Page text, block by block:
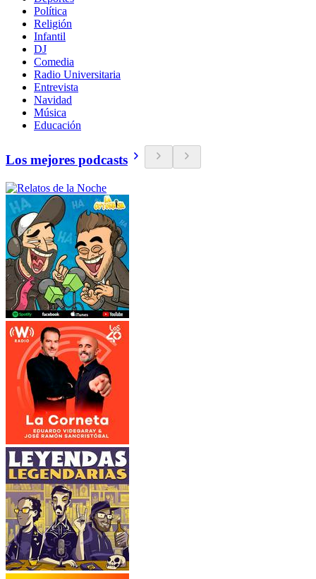
Política
Religión
Infantil
DJ
Comedia
Radio Universitaria
Entrevista
Navidad
Música
Educación
Los mejores podcasts